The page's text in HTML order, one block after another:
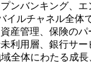
ンバンキング、
イルチャネル全体
産管理、保険の
利用層、銀行サー
全体にわたる成長